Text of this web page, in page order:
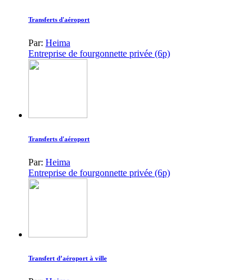
Transferts d'aéroport
Par: Heima
Entreprise de fourgonnette privée (6p)
Transferts d'aéroport
Par: Heima
Entreprise de fourgonnette privée (6p)
Transfert d’aéroport à ville